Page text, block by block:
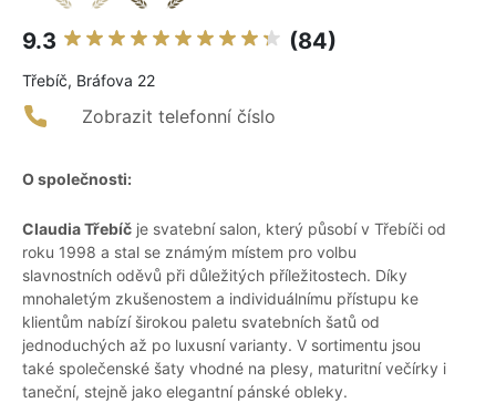
9.3 (84)
Třebíč, Bráfova 22
Zobrazit telefonní číslo
O společnosti:
Claudia Třebíč je svatební salon, který působí v Třebíči od
roku 1998 a stal se známým místem pro volbu
slavnostních oděvů při důležitých příležitostech. Díky
mnohaletým zkušenostem a individuálnímu přístupu ke
klientům nabízí širokou paletu svatebních šatů od
jednoduchých až po luxusní varianty. V sortimentu jsou
také společenské šaty vhodné na plesy, maturitní večírky i
taneční, stejně jako elegantní pánské obleky.